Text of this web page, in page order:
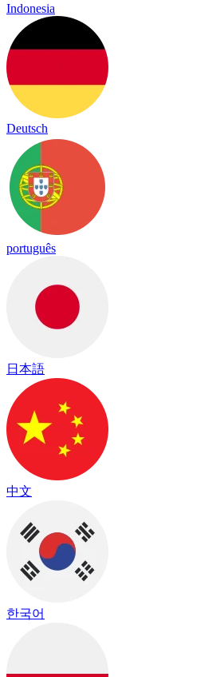
Indonesia
Deutsch
português
日本語
中文
한국어